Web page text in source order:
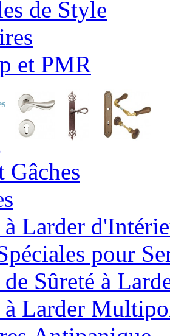
de Style
et PMR
Gâches
à Larder
pour
de Sûreté à
à Larder